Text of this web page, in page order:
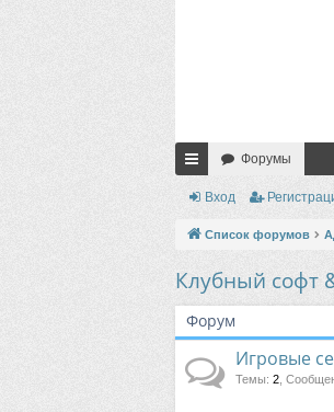
с
ы
и
Форумы
Вход
Список форумов
Клубный софт
Форум
Игровые
Темы: 2